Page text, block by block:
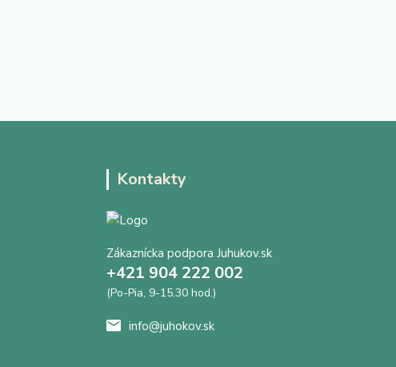
Kontakty
Zákaznícka podpora Juhukov.sk
+421 904 222 002
(Po-Pia, 9-15.30 hod.)
info@juhokov.sk